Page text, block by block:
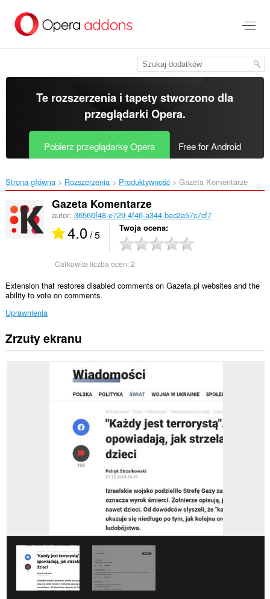
treści
Te rozszerzenia i tapety stworzono dla
przeglądarki Opera.
Pobierz przeglądarkę Opera Free for Android
Strona główna Rozszerzenia Produktywność Gazeta Komentarze‎
Gazeta Komentarze
autor: 36566f48-e729-4f46-a344-bac2a57c7cf7
4.0/ 5 Twoja ocena
Całkowita liczba ocen:2
Extension that restores disabled comments on Gazeta.pl websites and the
ability to vote on comments.
Uprawnienia
To
rozszerzenie
Zrzuty ekranu